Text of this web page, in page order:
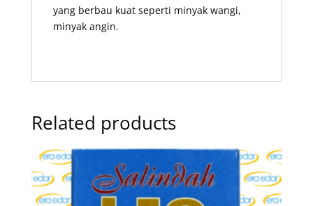
yang berbau kuat seperti minyak wangi,
minyak angin.
Related products